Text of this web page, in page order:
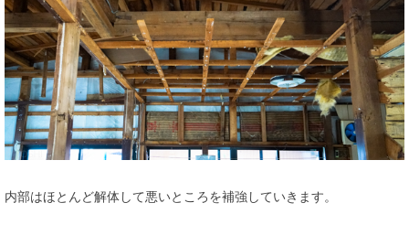
内部はほとんど解体して悪いところを補強していきます。